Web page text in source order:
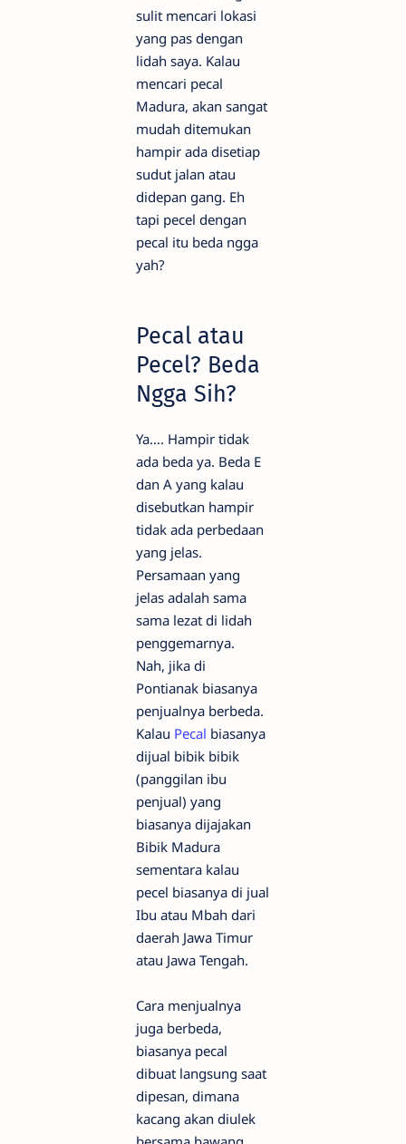
sulit mencari lokasi
yang pas dengan
lidah saya. Kalau
mencari pecal
Madura, akan sangat
mudah ditemukan
hampir ada disetiap
sudut jalan atau
didepan gang. Eh
tapi pecel dengan
pecal itu beda ngga
yah?
Pecal atau
Pecel? Beda
Ngga Sih?
Ya…. Hampir tidak
ada beda ya. Beda E
dan A yang kalau
disebutkan hampir
tidak ada perbedaan
yang jelas.
Persamaan yang
jelas adalah sama
sama lezat di lidah
penggemarnya.
Nah, jika di
Pontianak biasanya
penjualnya berbeda.
Kalau Pecal biasanya
dijual bibik bibik
(panggilan ibu
penjual) yang
biasanya dijajakan
Bibik Madura
sementara kalau
pecel biasanya di jual
Ibu atau Mbah dari
daerah Jawa Timur
atau Jawa Tengah.
Cara menjualnya
juga berbeda,
biasanya pecal
dibuat langsung saat
dipesan, dimana
kacang akan diulek